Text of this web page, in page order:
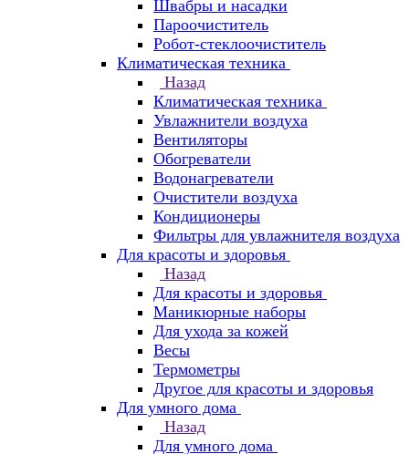
Швабры и насадки
Пароочиститель
Робот-стеклоочиститель
Климатическая техника
Назад
Климатическая техника
Увлажнители воздуха
Вентиляторы
Обогреватели
Водонагреватели
Очистители воздуха
Кондиционеры
Фильтры для увлажнителя воздуха
Для красоты и здоровья
Назад
Для красоты и здоровья
Маникюрные наборы
Для ухода за кожей
Весы
Термометры
Другое для красоты и здоровья
Для умного дома
Назад
Для умного дома